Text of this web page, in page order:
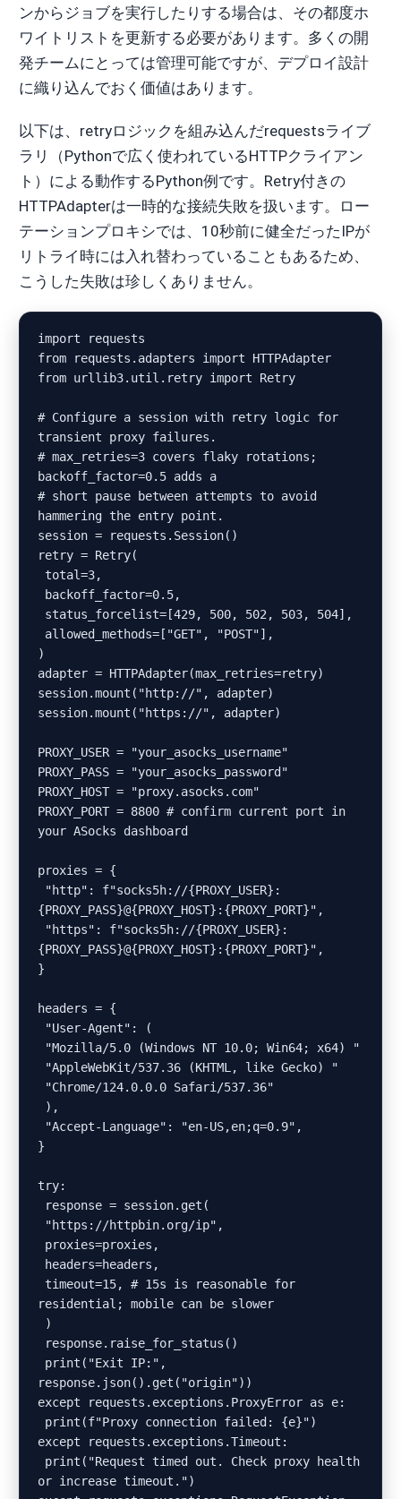
ンからジョブを実行したりする場合は、その都度ホ
ワイトリストを更新する必要があります。多くの開
発チームにとっては管理可能ですが、デプロイ設計
に織り込んでおく価値はあります。
以下は、retryロジックを組み込んだrequestsライブ
ラリ（Pythonで広く使われているHTTPクライアン
ト）による動作するPython例です。Retry付きの
HTTPAdapterは一時的な接続失敗を扱います。ロー
テーションプロキシでは、10秒前に健全だったIPが
リトライ時には入れ替わっていることもあるため、
こうした失敗は珍しくありません。
import requests
from requests.adapters import HTTPAdapter
from urllib3.util.retry import Retry
# Configure a session with retry logic for
transient proxy failures.
# max_retries=3 covers flaky rotations;
backoff_factor=0.5 adds a
# short pause between attempts to avoid
hammering the entry point.
session = requests.Session()
retry = Retry(
)
adapter = HTTPAdapter(max_retries=retry)
session.mount("http://", adapter)
session.mount("https://", adapter)
PROXY_USER = "your_asocks_username"
PROXY_PASS = "your_asocks_password"
PROXY_HOST = "proxy.asocks.com"
PROXY_PORT = 8800 # confirm current port in
your ASocks dashboard
proxies = {
{PROXY_PASS}@{PROXY_HOST}:{PROXY_PORT}",
{PROXY_PASS}@{PROXY_HOST}:{PROXY_PORT}",
}
headers = {
}
try:
residential; mobile can be slower
response.json().get("origin"))
except requests.exceptions.ProxyError as e:
except requests.exceptions.Timeout:
or increase timeout.")